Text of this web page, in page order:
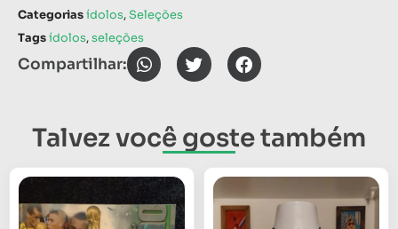
Categoriasídolos,Seleções
Tagsídolos,seleções
Compartilhar:
Talvez você goste também